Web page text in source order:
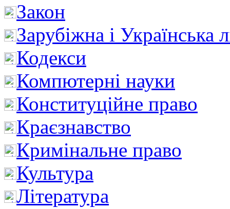
Закон
Зарубіжна і Українська
Кодекси
Компютерні науки
Конституційне право
Краєзнавство
Кримінальне право
Культура
Література